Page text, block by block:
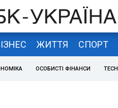
ЖИТТЯ СПОРТ
ОСОБИСТІ ФІНАНСИ TECH